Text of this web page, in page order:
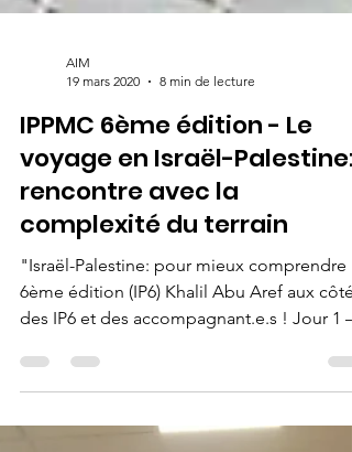
AIM
19 mars 2020
8 min de lecture
IPPMC 6ème édition - Le
voyage en Israël-Palestine:
rencontre avec la